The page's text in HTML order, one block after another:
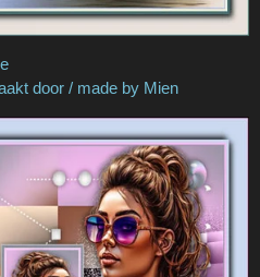
made by Mieke
by Mien